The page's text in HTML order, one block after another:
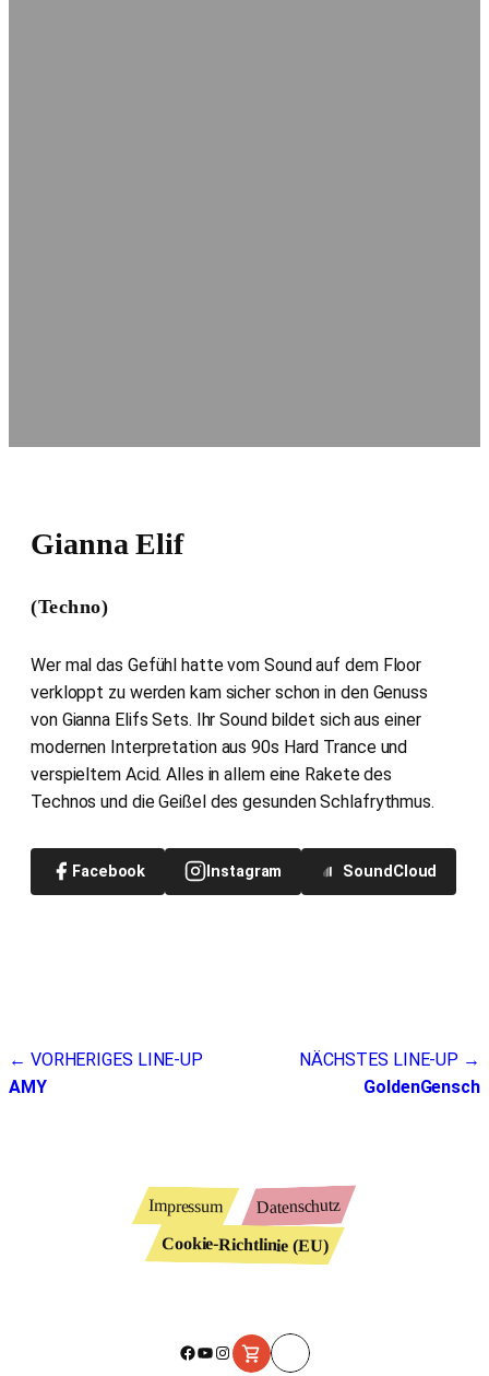
Gianna Elif
(Techno)
Wer mal das Gefühl hatte vom Sound auf dem Floor
verkloppt zu werden kam sicher schon in den Genuss
von Gianna Elifs Sets. Ihr Sound bildet sich aus einer
modernen Interpretation aus 90s Hard Trance und
verspieltem Acid. Alles in allem eine Rakete des
Technos und die Geißel des gesunden Schlafrythmus.
Facebook Instagram SoundCloud
Beitragsnavigation
← VORHERIGES LINE-UP
AMY
NÄCHSTES LINE-UP →
GoldenGensch
Impressum Datenschutz
Cookie-Richtlinie (EU)
Facebook
YouTube
Instagram